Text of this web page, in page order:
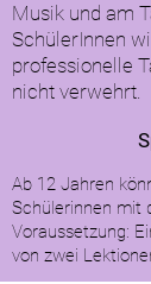
Musik und am
SchülerInnen
professionelle
nicht verwehrt.
Ab 12 Jahren
Schülerinnen mit
Voraussetzung:
von zwei